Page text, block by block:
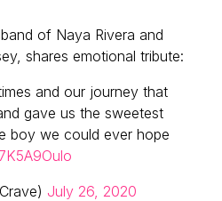
of Naya Rivera and
shares emotional tribute:
and our journey that
gave us the sweetest
boy we could ever hope
July 26, 2020